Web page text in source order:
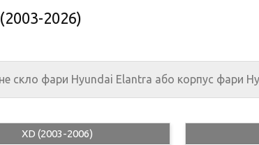
2026)
скло фари Hyundai Elantra або корпус фари
XD (2003-2006)